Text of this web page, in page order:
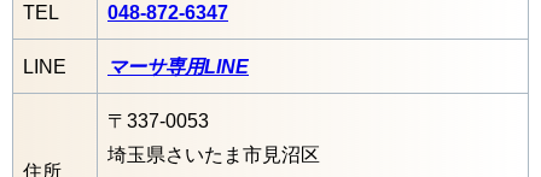
TEL 048-872-6347
LINE マーサ専用LINE
住所
〒337-0053
埼玉県さいたま市見沼区